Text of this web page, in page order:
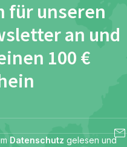
für unseren
an und
100 €
Datenschutz gelesen und